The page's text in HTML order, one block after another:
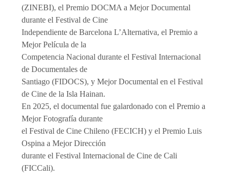
(ZINEBI), el Premio DOCMA a Mejor Documental
durante el Festival de Cine
Independiente de Barcelona L’Alternativa, el Premio a
Mejor Película de la
Competencia Nacional durante el Festival Internacional
de Documentales de
Santiago (FIDOCS), y Mejor Documental en el Festival
de Cine de la Isla Hainan.
En 2025, el documental fue galardonado con el Premio a
Mejor Fotografía durante
el Festival de Cine Chileno (FECICH) y el Premio Luis
Ospina a Mejor Dirección
durante el Festival Internacional de Cine de Cali
(FICCali).